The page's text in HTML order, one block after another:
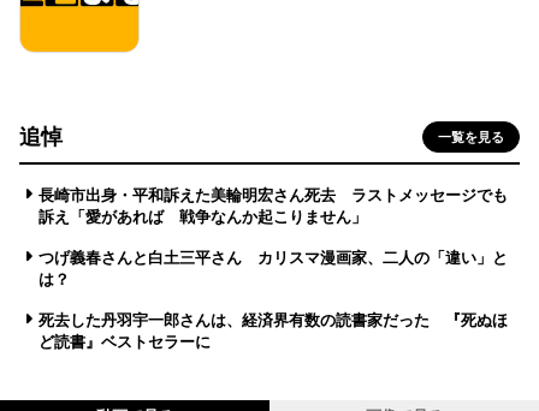
追悼 一覧を見る
長崎市出身・平和訴えた美輪明宏さん死去 ラストメッセージでも
訴え「愛があれば 戦争なんか起こりません」
つげ義春さんと白土三平さん カリスマ漫画家、二人の「違い」と
は？
死去した丹羽宇一郎さんは、経済界有数の読書家だった 『死ぬほ
ど読書』ベストセラーに